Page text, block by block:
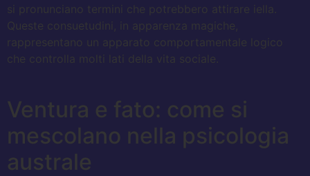
si pronunciano termini che potrebbero attirare iella.
Queste consuetudini, in apparenza magiche,
rappresentano un apparato comportamentale logico
che controlla molti lati della vita sociale.
Ventura e fato: come si
mescolano nella psicologia
australe